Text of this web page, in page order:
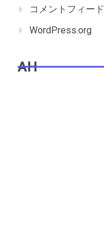
コメントフィード
WordPress.org
AH